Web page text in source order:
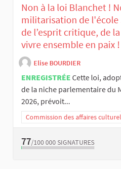
Non à la loi Blanchet !
militarisation de l'école
de l’esprit critique, de
vivre ensemble en paix !
Elise BOURDIER
ENREGISTRÉE Cette loi,
de la niche parlementaire du
2026, prévoit...
Commission des affaires
77/100 000 SIGNATURES